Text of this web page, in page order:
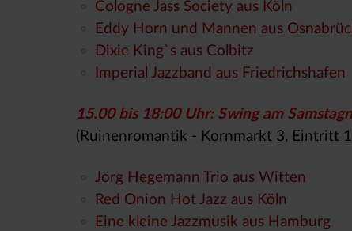
Cologne Jass Society aus Köln
Eddy Horn und Mannen aus
Dixie King`s aus Colbitz
Imperial Jazzband aus Friedrichshafen
15.00 bis 18:00 Uhr: Swing am
(Ruinenromantik - Kornmarkt 3, Eintritt
Jörg Hegemann Trio aus Witten
Red Onion Hot Jazz aus Köln
Eine kleine Jazzmusik aus Hamburg